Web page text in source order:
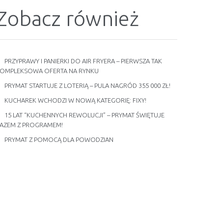
również
PRZYPRAWY I PANIERKI DO AIR FRYERA – PIERWSZA TAK
OFERTA NA RYNKU
PRYMAT STARTUJE Z LOTERIĄ – PULA NAGRÓD 355 000 ZŁ!
KUCHAREK WCHODZI W NOWĄ KATEGORIĘ: FIXY!
15 LAT “KUCHENNYCH REWOLUCJI” – PRYMAT ŚWIĘTUJE
Z PROGRAMEM!
PRYMAT Z POMOCĄ DLA POWODZIAN